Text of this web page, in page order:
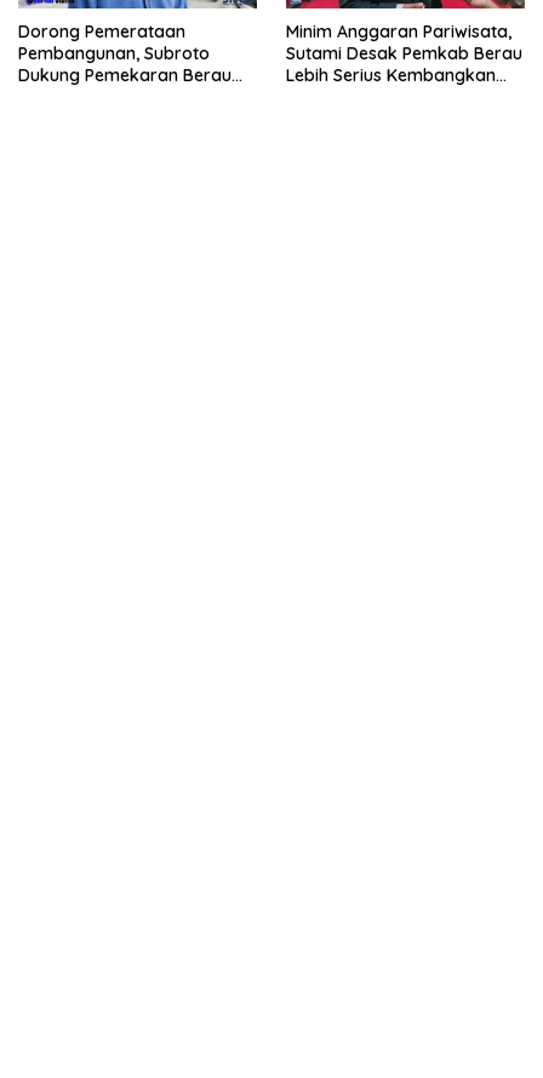
Dorong Pemerataan
Pembangunan, Subroto
Dukung Pemekaran Berau
Minim Anggaran Pariwisata,
Sutami Desak Pemkab Berau
Lebih Serius Kembangkan